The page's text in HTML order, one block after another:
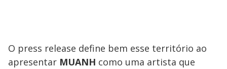
O press release define bem esse território ao
apresentar MUANH como uma artista que